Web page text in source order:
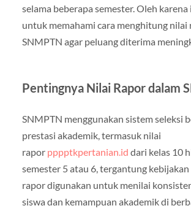
selama beberapa semester. Oleh
untuk memahami cara menghitung
SNMPTN agar peluang diterima
Pentingnya Nilai Rapor dalam
SNMPTN menggunakan sistem seleksi
prestasi akademik, termasuk nilai
rapor pppptkpertanian.id dari kelas 10
semester 5 atau 6, tergantung
rapor digunakan untuk menilai
siswa dan kemampuan akademik di